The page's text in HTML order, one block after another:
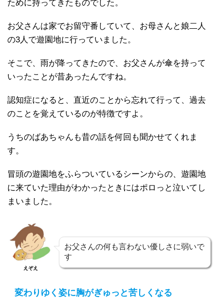
ために持ってきたものでした。
お父さんは家でお留守番していて、お母さんと娘二人
の3人で遊園地に行っていました。
そこで、雨が降ってきたので、お父さんが傘を持って
いったことが昔あったんですね。
認知症になると、直近のことから忘れて行って、過去
のことを覚えているのが特徴ですよ。
うちのばあちゃんも昔の話を何回も聞かせてくれま
す。
冒頭の遊園地をふらついているシーンからの、遊園地
に来ていた理由がわかったときにはポロっと泣いてし
まいました。
えぞえ
お父さんの何も言わない優しさに弱いで
す
変わりゆく姿に胸がぎゅっと苦しくなる